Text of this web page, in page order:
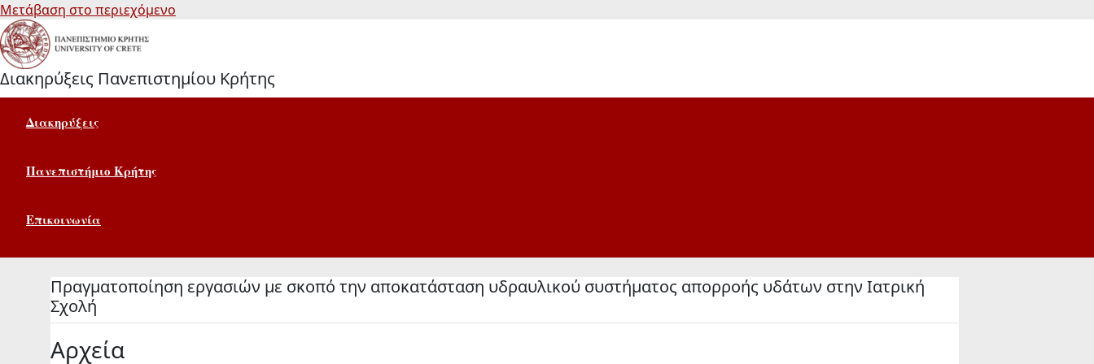
Μετάβαση στο περιεχόμενο
Διακηρύξεις Πανεπιστημίου Κρήτης
Διακηρύξεις
Πανεπιστήμιο Κρήτης
Επικοινωνία
Πραγματοποίηση εργασιών με σκοπό την αποκατάσταση υδραυλικού συστήματος απορροής υδάτων στην Ιατρική
Σχολή
Αρχεία